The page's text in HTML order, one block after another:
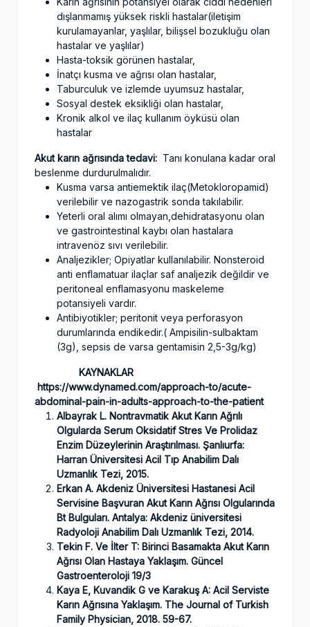
dışlanmamış yüksek riskli hastalar(iletişim
kurulamayanlar, yaşlılar, bilişsel bozukluğu olan
hastalar ve yaşlılar)
Hasta-toksik görünen hastalar,
İnatçı kusma ve ağrısı olan hastalar,
Taburculuk ve izlemde uyumsuz hastalar,
Sosyal destek eksikliği olan hastalar,
Kronik alkol ve ilaç kullanım öyküsü olan
hastalar
Akut karın ağrısında tedavi: Tanı konulana kadar oral
beslenme durdurulmalıdır.
Kusma varsa antiemektik ilaç(Metokloropamid)
verilebilir ve nazogastrik sonda takılabilir.
Yeterli oral alımı olmayan,dehidratasyonu olan
ve gastrointestinal kaybı olan hastalara
intravenöz sıvı verilebilir.
Analjezikler; Opiyatlar kullanılabilir. Nonsteroid
anti enflamatuar ilaçlar saf analjezik değildir ve
peritoneal enflamasyonu maskeleme
potansiyeli vardır.
Antibiyotikler; peritonit veya perforasyon
durumlarında endikedir.( Ampisilin-sulbaktam
(3g), sepsis de varsa gentamisin 2,5-3g/kg)
KAYNAKLAR
https://www.dynamed.com/approach-to/acute-
abdominal-pain-in-adults-approach-to-the-patient
Albayrak L. Nontravmatik Akut Karın Ağrılı
Olgularda Serum Oksidatif Stres Ve Prolidaz
Enzim Düzeylerinin Araştırılması. Şanlıurfa:
Harran Üniversitesi Acil Tıp Anabilim Dalı
Uzmanlık Tezi, 2015.
Erkan A. Akdeniz Üniversitesi Hastanesi Acil
Servisine Başvuran Akut Karın Ağrısı Olgularında
Bt Bulguları. Antalya: Akdeniz üniversitesi
Radyoloji Anabilim Dalı Uzmanlık Tezi, 2014.
Tekin F. Ve İlter T: Birinci Basamakta Akut Karın
Ağrısı Olan Hastaya Yaklaşım. Güncel
Gastroenteroloji 19/3
Kaya E, Kuvandik G ve Karakuş A: Acil Serviste
Karın Ağrısına Yaklaşım. The Journal of Turkish
Family Physician, 2018. 59-67.